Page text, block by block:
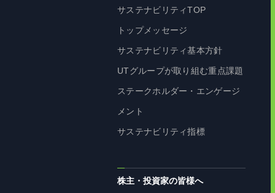
サステナビリティTOP
トップメッセージ
サステナビリティ基本方針
UTグループが取り組む重点課題
ステークホルダー・エンゲージ
メント
サステナビリティ指標
株主・投資家の皆様へ